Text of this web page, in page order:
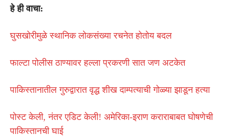
हे ही वाचा:
घुसखोरीमुळे स्थानिक लोकसंख्या रचनेत होतोय बदल
फाल्टा पोलीस ठाण्यावर हल्ला प्रकरणी सात जण अटकेत
पाकिस्तानातील गुरुद्वारात वृद्ध शीख दाम्पत्याची गोळ्या झाडून हत्या
पोस्ट केली, नंतर एडिट केली! अमेरिका-इराण कराराबाबत घोषणेची
पाकिस्तानची घाई